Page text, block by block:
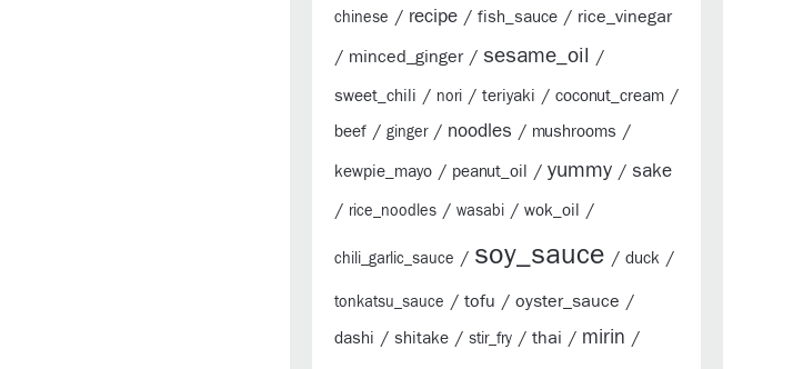
chinese / recipe / fish_sauce / rice_vinegar
/ minced_ginger/ sesame_oil /
sweet_chili / nori / teriyaki / coconut_cream /
beef / ginger/ noodles / mushrooms /
kewpie_mayo / peanut_oil / yummy / sake
/ rice_noodles / wasabi / wok_oil /
chili_garlic_sauce / soy_sauce / duck /
tonkatsu_sauce / tofu / oyster_sauce /
dashi / shitake / stir_fry / thai / mirin /